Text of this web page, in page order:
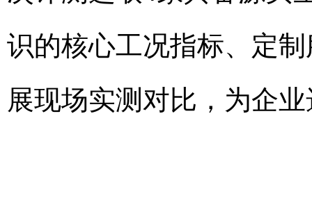
识的核心工况指标、定
展现场实测对比，为企